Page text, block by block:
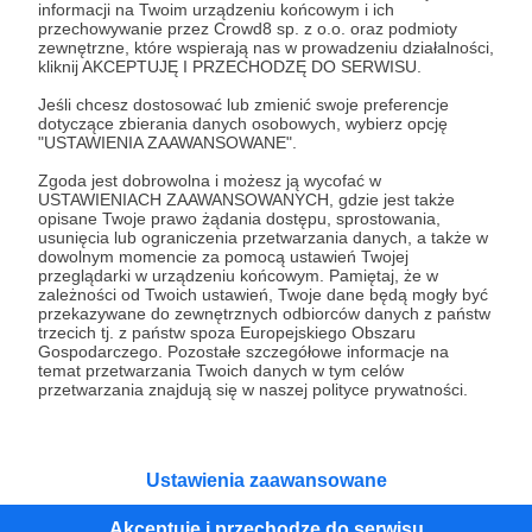
informacji na Twoim urządzeniu końcowym i ich
przechowywanie przez Crowd8 sp. z o.o. oraz podmioty
zewnętrzne, które wspierają nas w prowadzeniu działalności,
kliknij AKCEPTUJĘ I PRZECHODZĘ DO SERWISU.
Jeśli chcesz dostosować lub zmienić swoje preferencje
dotyczące zbierania danych osobowych, wybierz opcję
"USTAWIENIA ZAAWANSOWANE".
Zgoda jest dobrowolna i możesz ją wycofać w
USTAWIENIACH ZAAWANSOWANYCH, gdzie jest także
opisane Twoje prawo żądania dostępu, sprostowania,
usunięcia lub ograniczenia przetwarzania danych, a także w
dowolnym momencie za pomocą ustawień Twojej
przeglądarki w urządzeniu końcowym. Pamiętaj, że w
zależności od Twoich ustawień, Twoje dane będą mogły być
przekazywane do zewnętrznych odbiorców danych z państw
trzecich tj. z państw spoza Europejskiego Obszaru
Gospodarczego. Pozostałe szczegółowe informacje na
temat przetwarzania Twoich danych w tym celów
przetwarzania znajdują się w naszej polityce prywatności.
Ustawienia zaawansowane
NEWSLETTER NO. 36
"(...) Iga Świątek wygrała Wimbledon i wystąpiła w kiecce od
Victorii Beckham i się zaczęło. Że marszczenia nie takie,
że kolor nie taki, że jeszcze tylko jej spinek brakowało, a ja
od mówienia ludziom jak mają się ubierać. Przecież
wszyscy mamy lustra i patrzymy w nie przed wyjściem z
domu. Skoro czujemy się ze sobą dobrze, to dlaczego
Bartek Fetysz Newsletter felieton +2
NEWSLETTER NO. 34